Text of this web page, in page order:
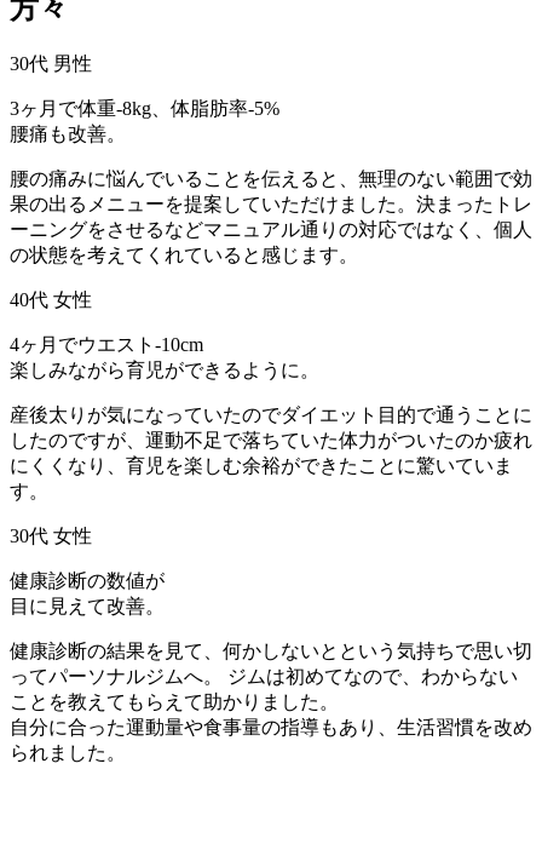
方々
30代 男性
3ヶ月で体重-8kg、体脂肪率-5%
腰痛も改善。
腰の痛みに悩んでいることを伝えると、無理のない範囲で効
果の出るメニューを提案していただけました。決まったトレ
ーニングをさせるなどマニュアル通りの対応ではなく、個人
の状態を考えてくれていると感じます。
40代 女性
4ヶ月でウエスト-10cm
楽しみながら育児ができるように。
産後太りが気になっていたのでダイエット目的で通うことに
したのですが、運動不足で落ちていた体力がついたのか疲れ
にくくなり、育児を楽しむ余裕ができたことに驚いていま
す。
30代 女性
健康診断の数値が
目に見えて改善。
健康診断の結果を見て、何かしないとという気持ちで思い切
ってパーソナルジムへ。 ジムは初めてなので、わからない
ことを教えてもらえて助かりました。
自分に合った運動量や食事量の指導もあり、生活習慣を改め
られました。